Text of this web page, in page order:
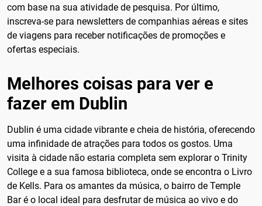
com base na sua atividade de pesquisa. Por último,
inscreva-se para newsletters de companhias aéreas e sites
de viagens para receber notificações de promoções e
ofertas especiais.
Melhores coisas para ver e
fazer em Dublin
Dublin é uma cidade vibrante e cheia de história, oferecendo
uma infinidade de atrações para todos os gostos. Uma
visita à cidade não estaria completa sem explorar o Trinity
College e a sua famosa biblioteca, onde se encontra o Livro
de Kells. Para os amantes da música, o bairro de Temple
Bar é o local ideal para desfrutar de música ao vivo e do